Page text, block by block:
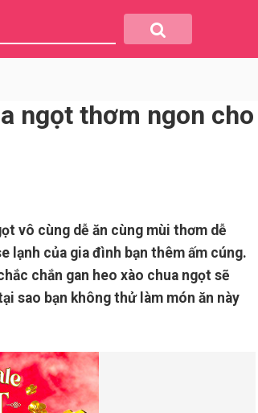
ngọt thơm ngon cho
vô cùng dễ ăn cùng mùi thơm dễ
lạnh của gia đình bạn thêm ấm cúng.
chắn gan heo xào chua ngọt sẽ
sao bạn không thử làm món ăn này